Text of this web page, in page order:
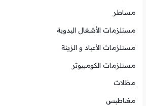
مساطر
مستلزمات الأشغال اليدوية
مستلزمات الأعياد و الزينة
مستلزمات الكومبيوتر
مظلات
مغناطيس